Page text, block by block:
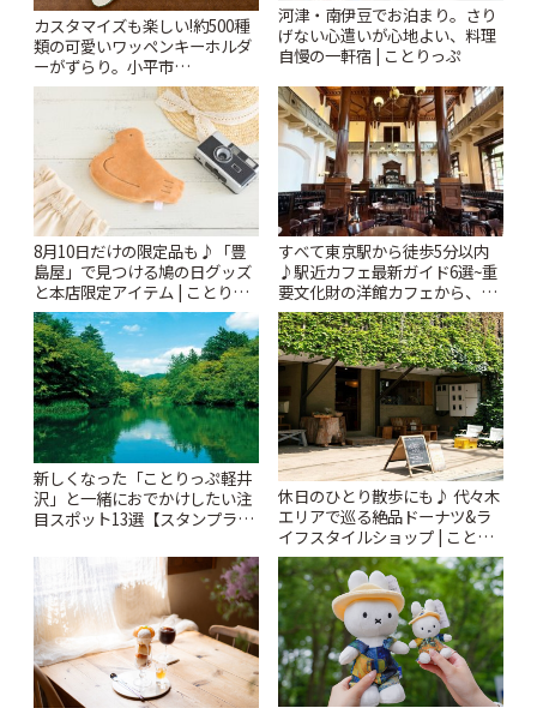
カスタマイズも楽しい!約500種
類の可愛いワッペンキーホルダ
ーがずらり。小平市
「Kimamaya T&K」 | ことりっ
河津・南伊豆でお泊まり。さり
げない心遣いが心地よい、料理
自慢の一軒宿 | ことりっぷ
8月10日だけの限定品も♪「豊
島屋」で見つける鳩の日グッズ
と本店限定アイテム | ことりっ
ぷ
すべて東京駅から徒歩5分以内
♪駅近カフェ最新ガイド6選~重
要文化財の洋館カフェから、改
札すぐのレトロ喫茶まで~ | こと
りっぷ
新しくなった「ことりっぷ軽井
沢」と一緒におでかけしたい注
目スポット13選【スタンプラリ
休日のひとり散歩にも♪ 代々木
エリアで巡る絶品ドーナツ&ラ
イフスタイルショップ | ことり
っぷ